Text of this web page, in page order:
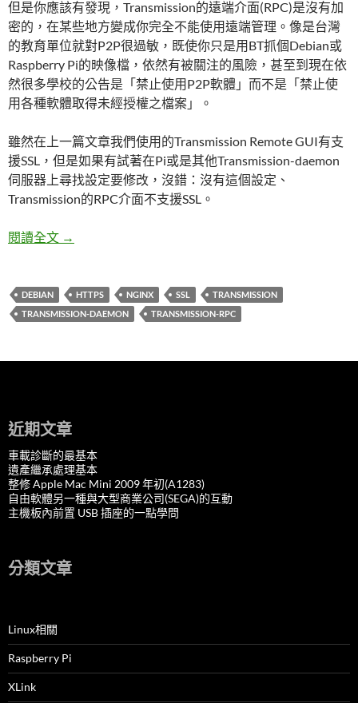
但是你應該有發現，Transmission的遠端介面(RPC)是沒有加
密的，在某些地方變成你完全不能使用遠端管理。像是台灣
的教育單位就對P2P很過敏，既使你只是用BT抓個Debian或
Raspberry Pi的映像檔，依然有被關注的風險，甚至到現在依
然很多學校的公告是「禁止使用P2P軟體」而不是「禁止使
用各種軟體取得未經授權之檔案」。
雖然在上一篇文章我們使用的Transmission Remote GUI有支
援SSL，但是如果有試著在Pi或是其他Transmission-daemon
伺服器上尋找設定要修改，沒錯：沒有這個設定、
Transmission的RPC介面不支援SSL。
閱讀全文 在Debian用nginx幫Transmission的WebUI加密
→
DEBIAN HTTPS NGINX SSL
TRANSMISSION
TRANSMISSION-DAEMON
TRANSMISSION-RPC
近期文章
車載診斷的最基本
遺產繼承處理基本
整修 Apple Mac Mini 2009 年初(A1283)
自由軟體另一種與大型商業公司(SEGA)的互動
主機板內前置 USB 插座的一點學問
分類文章
Linux相關
Raspberry Pi
XLink